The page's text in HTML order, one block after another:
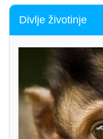
Divlje životinje